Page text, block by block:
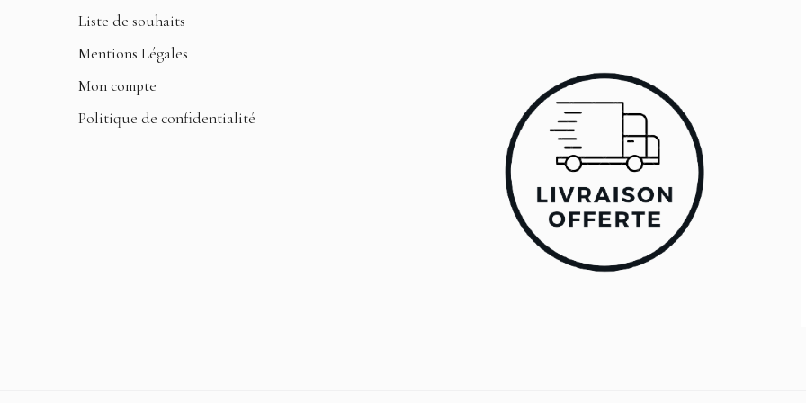
Liste de souhaits
Mentions Légales
Mon compte
Politique de confidentialité